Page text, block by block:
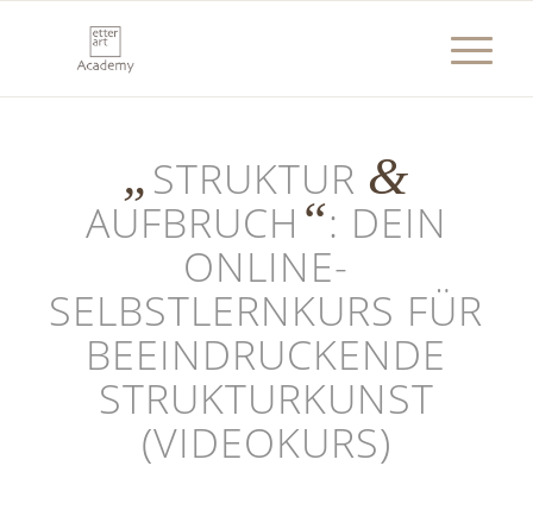
„STRUKTUR &
AUFBRUCH “: DEIN
ONLINE-
SELBSTLERNKURS FÜR
BEEINDRUCKENDE
STRUKTURKUNST
(VIDEOKURS)